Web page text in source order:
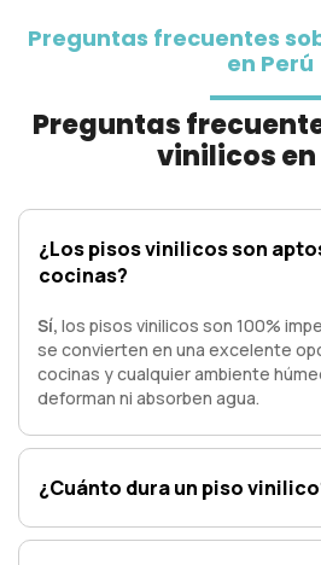
Preguntas frecuentes
en Perú
Preguntas
vinilicos en
¿Los pisos vinilicos son
cocinas?
Sí, los pisos vinilicos son 100%
se convierten en una excelente
cocinas y cualquier ambiente
deforman ni absorben agua.
¿Cuánto dura un piso